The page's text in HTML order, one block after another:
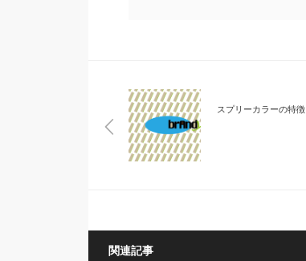
スプリーカラーの特徴
関連記事